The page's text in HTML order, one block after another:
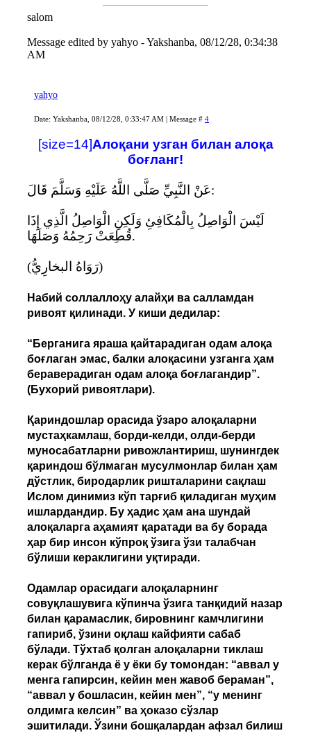
salom
Message edited by yahyo -Yakshanba, 08/12/28, 0:34:38
AM
yahyo
Date: Yakshanba, 08/12/28, 0:33:47 AM | Message # 4
[size=14]Алоқани узган билан алоқа
боғланг!
عَنْ النَّبِيِّ صَلَّى اللَّهُ عَلَيْهِ وَسَلَّمَ قَالَ:
لَيْسَ الْوَاصِلُ بِالْمُكَافِئِ وَلَكِنِ الْوَاصِلُ الَّذِي إِذَا
قُطِعَتْ رَحِمُهُ وَصَلَهَا.
(رَوَاهُ البخارِيُّ)
Набий соллаллоҳу алайҳи ва салламдан
ривоят қилинади. У киши дедилар:
“Берганига яраша қайтарадиган одам алоқа
боғлаган эмас, балки алоқасини узганга ҳам
бераверадиган одам алоқа боғлагандир”.
(Бухорий ривоятлари).
Қариндошлар орасида ўзаро алоқаларни
мустаҳкамлаш, борди-келди, олди-берди
муносабатларни ривожлантириш, шунингдек
қариндош бўлмаган мусулмонлар билан ҳам
дўстлик, биродарлик ришталарини сақлаш
Ислом динимиз кўп тарғиб қиладиган муҳим
ишлардандир. Бу ҳадис ҳам ана шундай
алоқаларга аҳамият қаратади ва бу борада
ҳар бир инсон кўпроқ ўзига ўзи талабчан
бўлиши кераклигини уқтиради.
Одамлар орасидаги алоқаларнинг
совуқлашувига кўпинча ўзига танқидий назар
билан қарамаслик, бировнинг камчлигини
гапириб, ўзини оқлаш кайфияти сабаб
бўлади. Тўхтаб қолган алоқаларни тиклаш
керак бўлганда ё у ёки бу томондан: “аввал у
менга гапирсин, кейин мен жавоб бераман”,
“аввал у бошласин, кейин мен”, “у менинг
олдимга келсин” ва ҳоказо сўзлар
эшитилади. Ўзини бошқалардан афзал билиш